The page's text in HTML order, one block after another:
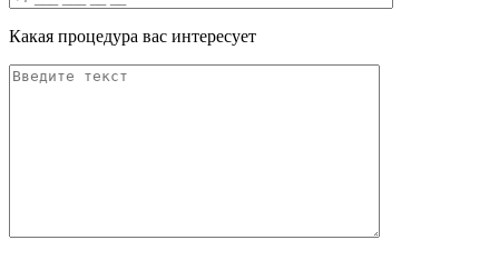
Какая процедура вас интересует